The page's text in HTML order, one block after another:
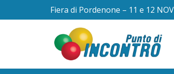
Fiera di Pordenone – 11 e 12